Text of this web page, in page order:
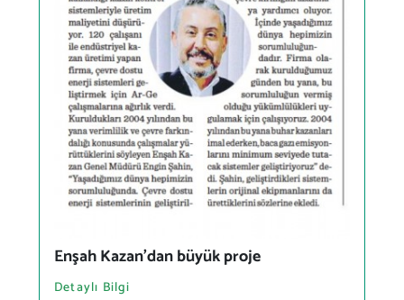
Enşah Kazan'dan büyük proje
Detaylı Bilgi